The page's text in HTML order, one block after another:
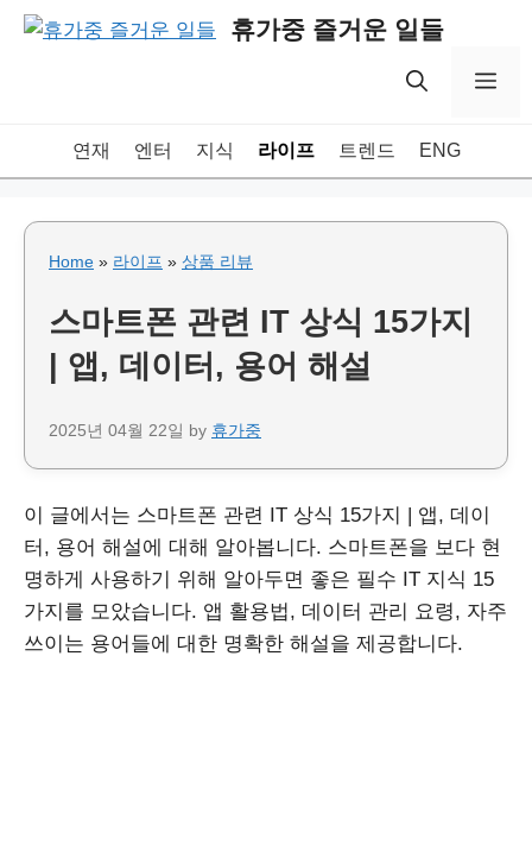
Skip
휴가중 즐거운 일들
연재 엔터 지식 라이프 트렌드 ENG
Home » 라이프 » 상품 리뷰
스마트폰 관련 IT 상식 15가지
| 앱, 데이터, 용어 해설
2025년 04월 22일 by 휴가중
이 글에서는 스마트폰 관련 IT 상식 15가지 | 앱, 데이
터, 용어 해설에 대해 알아봅니다. 스마트폰을 보다 현
명하게 사용하기 위해 알아두면 좋은 필수 IT 지식 15
가지를 모았습니다. 앱 활용법, 데이터 관리 요령, 자주
쓰이는 용어들에 대한 명확한 해설을 제공합니다.